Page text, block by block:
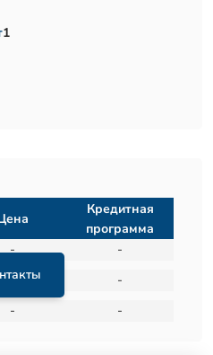
1
Кредитная
программа
-
-
-
-
- -